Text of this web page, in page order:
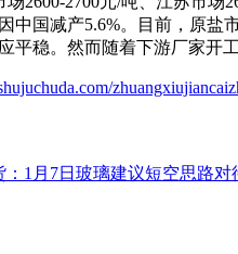
中国减产5.6%。目前，原盐
平稳。然而随着下游厂家开
：1月7日玻璃建议短空思路对